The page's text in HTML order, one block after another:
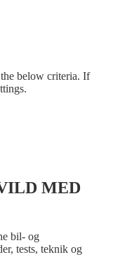
the below criteria. If
MED
bil- og
tests, teknik og